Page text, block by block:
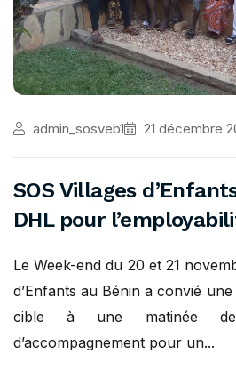
admin_sosveb1 21 décembre
SOS Villages
DHL pour
Le Week-end du 20 et 21
d’Enfants au Bénin a convié
cible à une matinée de
d’accompagnement pour un...